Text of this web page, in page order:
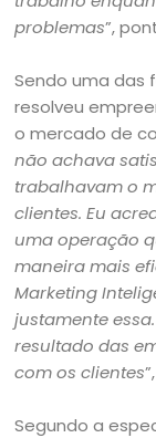
problemas”,
Sendo uma das
resolveu
o mercado de
não achava
trabalhavam o
clientes. Eu
uma operação
maneira mais
Marketing
justamente
resultado das
com os clientes
Segundo a